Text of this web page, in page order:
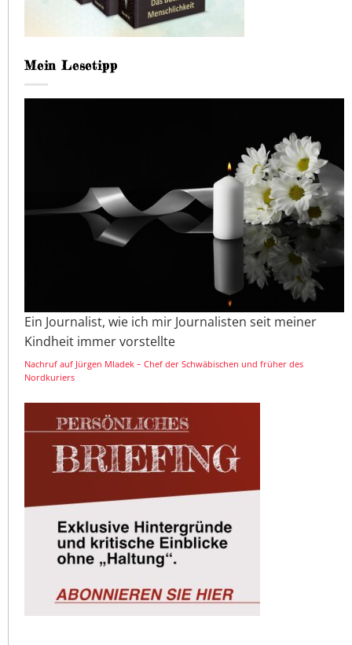
Mein Lesetipp
Ein Journalist, wie ich mir Journalisten seit meiner
Kindheit immer vorstellte
Nachruf auf Jürgen Mladek – Chef der Schwäbischen und früher des
Nordkuriers